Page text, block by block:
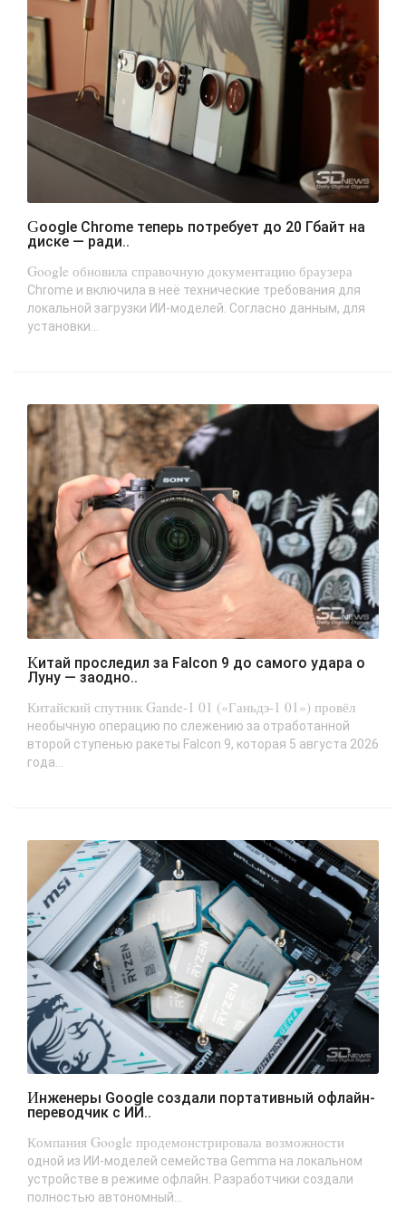
Google Chrome теперь потребует до 20 Гбайт на
диске — ради..
Google обновила справочную документацию браузера
Chrome и включила в неё технические требования для
локальной загрузки ИИ-моделей. Согласно данным, для
установки...
Китай проследил за Falcon 9 до самого удара о
Луну — заодно..
Китайский спутник Gande-1 01 («Ганьдэ-1 01») провёл
необычную операцию по слежению за отработанной
второй ступенью ракеты Falcon 9, которая 5 августа 2026
года...
Инженеры Google создали портативный офлайн-
переводчик с ИИ..
Компания Google продемонстрировала возможности
одной из ИИ-моделей семейства Gemma на локальном
устройстве в режиме офлайн. Разработчики создали
полностью автономный...